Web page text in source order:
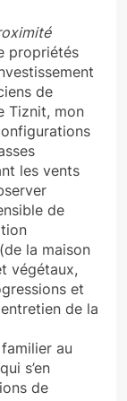
propriétés
de
Tiznit, mon
les vents
de
la maison
végétaux,
et
de la
au
s’en
de